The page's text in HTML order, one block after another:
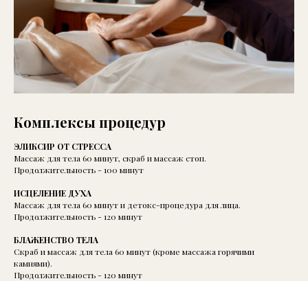
Комплексы процедур
ЭЛИКСИР ОТ СТРЕССА
Массаж для тела 60 минут, скраб и массаж стоп.
Продолжительность - 100 минут
ИСЦЕЛЕНИЕ ДУХА
Массаж для тела 60 минут и детокс-процедура для лица.
Продолжительность - 120 минут
БЛАЖЕНСТВО ТЕЛА
Скраб и массаж для тела 60 минут (кроме массажа горячими
камнями).
Продолжительность - 120 минут